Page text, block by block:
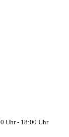
Uhr - 18:00 Uhr